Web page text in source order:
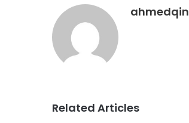
ahmedqin
Related Articles